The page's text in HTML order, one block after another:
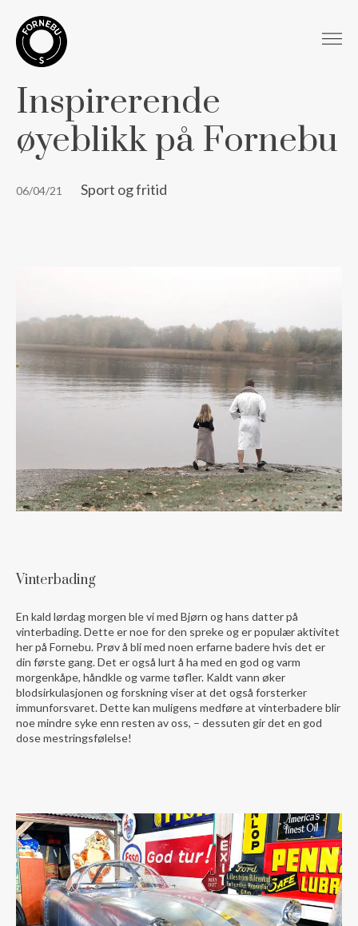
Inspirerende
øyeblikk på Fornebu
06/04/21 Sport og fritid
Vinterbading
En kald lørdag morgen ble vi med Bjørn og hans datter på
vinterbading. Dette er noe for den spreke og er populær aktivitet
her på Fornebu. Prøv å bli med noen erfarne badere hvis det er
din første gang. Det er også lurt å ha med en god og varm
morgenkåpe, håndkle og varme tøfler. Kaldt vann øker
blodsirkulasjonen og forskning viser at det også forsterker
immunforsvaret. Dette kan muligens medføre at vinterbadere blir
noe mindre syke enn resten av oss, – dessuten gir det en god
dose mestringsfølelse!